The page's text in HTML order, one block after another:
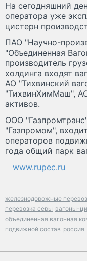
На сегодняшний
оператора уже
цистерн
ПАО "Научно-
"Объединенная
производитель
холдинга входят
АО "Тихвинский
"ТихвинХимМаш",
активов.
ООО
"Газпромом",
операторов
года общий парк
www.rupec.ru
железнодорожные
перевозка серы вагоны-
объединенная вагонная
подвижной состав россия